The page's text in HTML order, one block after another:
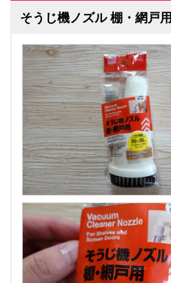
そうじ機ノズル 棚・網戸用